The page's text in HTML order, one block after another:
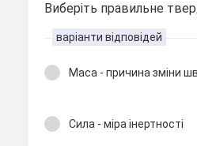
Виберіть правильне
варіанти відповідей
Маса - причина зміни
Сила - міра інертності